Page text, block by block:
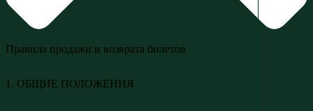
Правила продажи и возврата билетов
1. ОБЩИЕ ПОЛОЖЕНИЯ